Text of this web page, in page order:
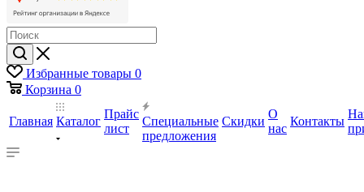
Избранные товары 0
Корзина 0
Главная Каталог
Прайс
лист
Специальные
предложения
Скидки
О
нас
Контакты